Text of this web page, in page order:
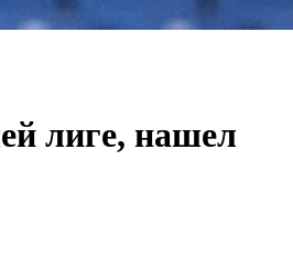
лиге, нашел